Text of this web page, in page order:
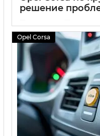
решение
Opel Corsa